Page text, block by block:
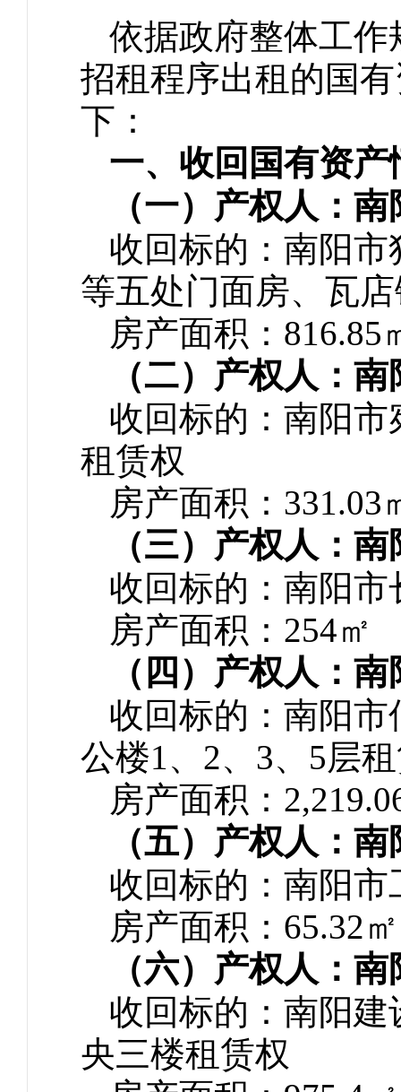
依据政府整体工
招租程序出租的国
下：
一、收回国有资产
（一）产权人：
收回标的：南阳
等五处门面房、瓦
房产面积：816.85
（二）产权人：
收回标的：南阳市
租赁权
房产面积：331.03
（三）产权人：
收回标的：南阳
房产面积：254㎡
（四）产权人：
收回标的：南阳
公楼1、2、3、5层
房产面积：
（五）产权人：
收回标的：南阳
房产面积：65.32㎡
（六）产权人：
收回标的：南阳
央三楼租赁权